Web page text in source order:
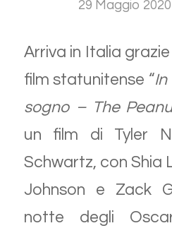
29 Maggio 2020
Arriva in Italia
film statunitense “
sogno – The
un film di Tyler
Schwartz, con Shia
Johnson e Zack
notte degli